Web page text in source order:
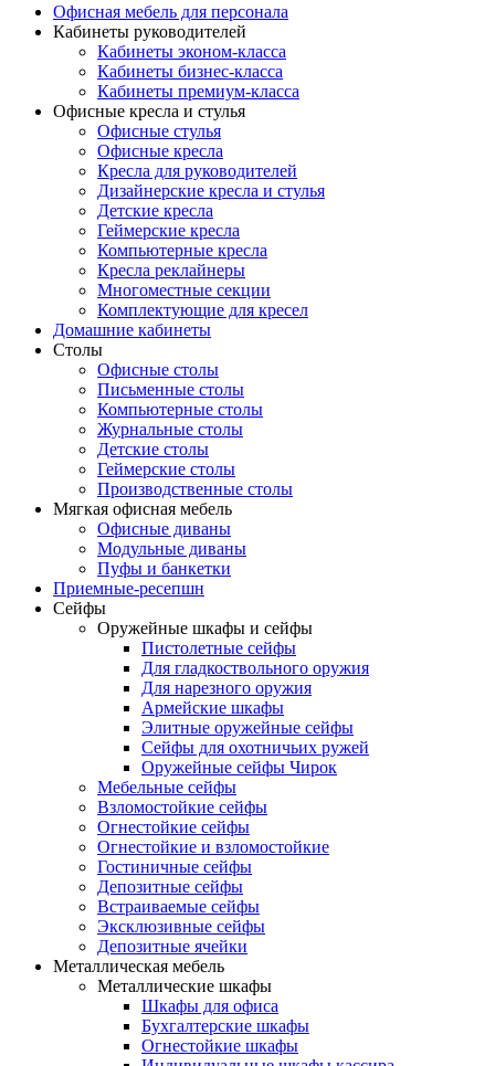
Офисная мебель для персонала
Кабинеты руководителей
Кабинеты эконом-класса
Кабинеты бизнес-класса
Кабинеты премиум-класса
Офисные кресла и стулья
Офисные стулья
Офисные кресла
Кресла для руководителей
Дизайнерские кресла и стулья
Детские кресла
Геймерские кресла
Компьютерные кресла
Кресла реклайнеры
Многоместные секции
Комплектующие для кресел
Домашние кабинеты
Столы
Офисные столы
Письменные столы
Компьютерные столы
Журнальные столы
Детские столы
Геймерские столы
Производственные столы
Мягкая офисная мебель
Офисные диваны
Модульные диваны
Пуфы и банкетки
Приемные-ресепшн
Сейфы
Оружейные шкафы и сейфы
Пистолетные сейфы
Для гладкоствольного оружия
Для нарезного оружия
Армейские шкафы
Элитные оружейные сейфы
Сейфы для охотничьих ружей
Оружейные сейфы Чирок
Мебельные сейфы
Взломостойкие сейфы
Огнестойкие сейфы
Огнестойкие и взломостойкие
Гостиничные сейфы
Депозитные сейфы
Встраиваемые сейфы
Эксклюзивные сейфы
Депозитные ячейки
Металлическая мебель
Металлические шкафы
Шкафы для офиса
Бухгалтерские шкафы
Огнестойкие шкафы